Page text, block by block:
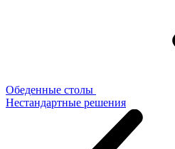
Обеденные столы
Нестандартные решения